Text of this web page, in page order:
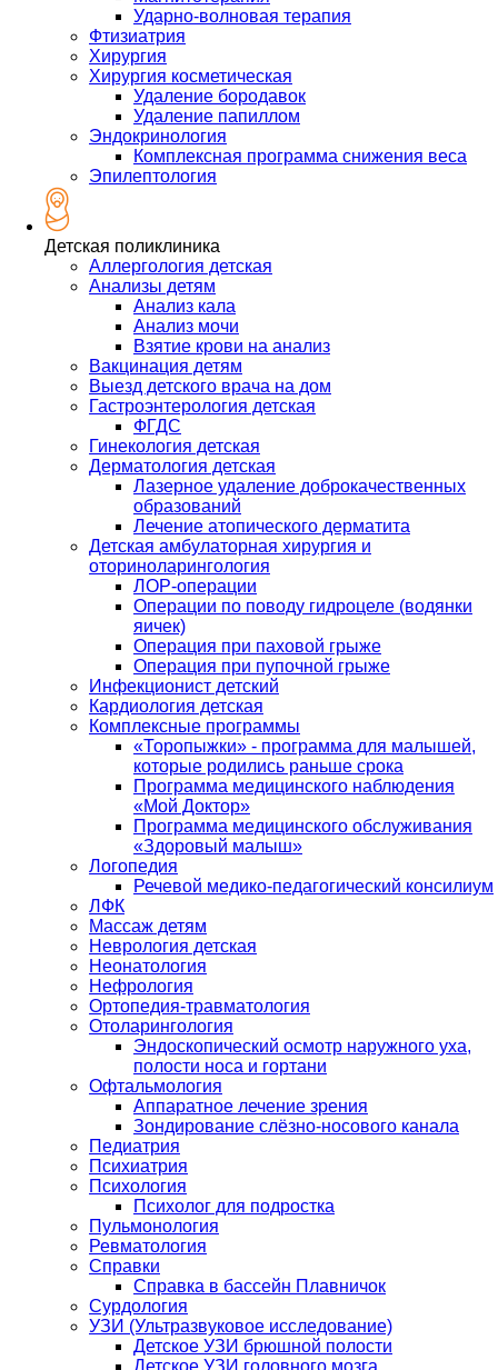
Ударно-волновая терапия
Фтизиатрия
Хирургия
Хирургия косметическая
Удаление бородавок
Удаление папиллом
Эндокринология
Комплексная программа снижения веса
Эпилептология
Детская поликлиника
Аллергология детская
Анализы детям
Анализ кала
Анализ мочи
Взятие крови на анализ
Вакцинация детям
Выезд детского врача на дом
Гастроэнтерология детская
ФГДС
Гинекология детская
Дерматология детская
Лазерное удаление доброкачественных
образований
Лечение атопического дерматита
Детская амбулаторная хирургия и
оториноларингология
ЛОР-операции
Операции по поводу гидроцеле (водянки
яичек)
Операция при паховой грыже
Операция при пупочной грыже
Инфекционист детский
Кардиология детская
Комплексные программы
«Торопыжки» - программа для малышей,
которые родились раньше срока
Программа медицинского наблюдения
«Мой Доктор»
Программа медицинского обслуживания
«Здоровый малыш»
Логопедия
Речевой медико-педагогический консилиум
ЛФК
Массаж детям
Неврология детская
Неонатология
Нефрология
Ортопедия-травматология
Отоларингология
Эндоскопический осмотр наружного уха,
полости носа и гортани
Офтальмология
Аппаратное лечение зрения
Зондирование слёзно-носового канала
Педиатрия
Психиатрия
Психология
Психолог для подростка
Пульмонология
Ревматология
Справки
Справка в бассейн Плавничок
Сурдология
УЗИ (Ультразвуковое исследование)
Детское УЗИ брюшной полости